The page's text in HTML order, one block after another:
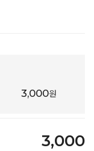
3,000원
3,000